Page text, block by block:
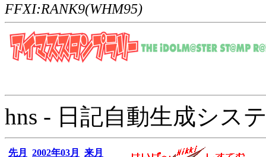
FFXI:RANK9(WHM95)
hns - 日記自動生成シス
先月 2002年03月
来月